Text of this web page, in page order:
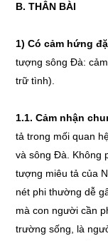
B. THÂN BÀI
1) Có cảm hứng
tượng sông Đà:
trữ tình).
1.1. Cảm nhận
tả trong mối quan
và sông Đà. Không
tượng miêu tả của
nét phi thường dễ
mà con người cần
trường sống, là